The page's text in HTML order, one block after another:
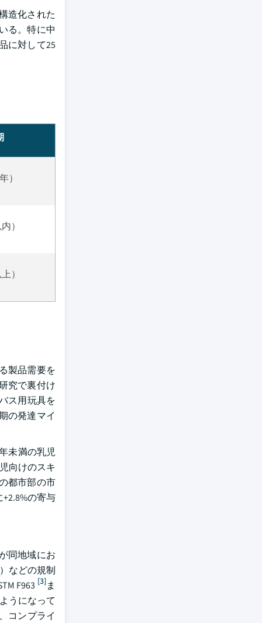
造化された
る。特に中
に対して25
）
）
）
製品需要を
究で裏付け
ス用玩具を
の発達マイ
未満の乳児
向けのスキ
都市部の市
の寄与
同地域にお
などの規制
F963 [3]ま
うになって
コンプライ